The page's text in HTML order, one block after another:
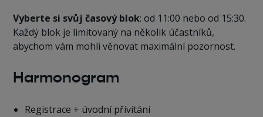
Vyberte si svůj časový blok: od 11:00 nebo od 15:30.
Každý blok je limitovaný na několik účastníků,
abychom vám mohli věnovat maximální pozornost.
Harmonogram
Registrace + úvodní přivítání